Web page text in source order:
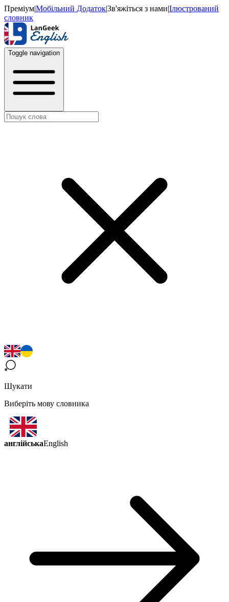
Преміум|Мобільний Додаток|Зв'яжіться з нами|Ілюстрований
словник
Toggle navigation
Шукати
Виберіть мову словника
англійськаEnglish